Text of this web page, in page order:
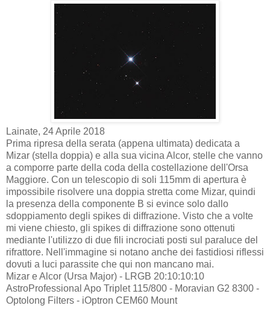
Lainate, 24 Aprile 2018
Prima ripresa della serata (appena ultimata) dedicata a
Mizar (stella doppia) e alla sua vicina Alcor, stelle che vanno
a comporre parte della coda della costellazione dell'Orsa
Maggiore. Con un telescopio di soli 115mm di apertura è
impossibile risolvere una doppia stretta come Mizar, quindi
la presenza della componente B si evince solo dallo
sdoppiamento degli spikes di diffrazione. Visto che a volte
mi viene chiesto, gli spikes di diffrazione sono ottenuti
mediante l'utilizzo di due fili incrociati posti sul paraluce del
rifrattore. Nell'immagine si notano anche dei fastidiosi riflessi
dovuti a luci parassite che qui non mancano mai.
Mizar e Alcor (Ursa Major) - LRGB 20:10:10:10
AstroProfessional Apo Triplet 115/800 - Moravian G2 8300 -
Optolong Filters - iOptron CEM60 Mount